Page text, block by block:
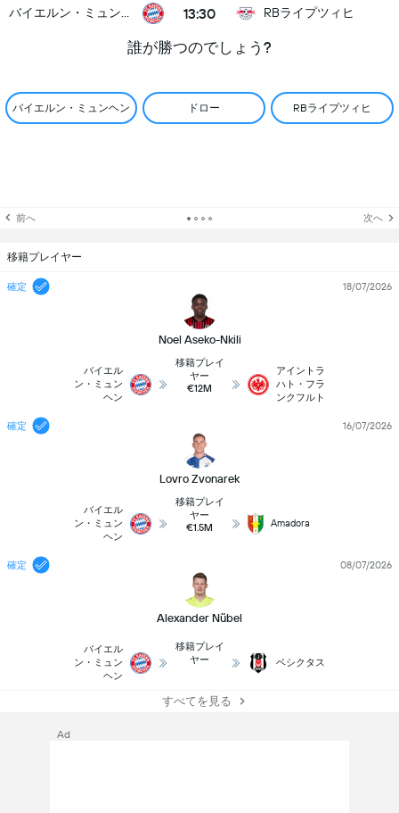
13:30 RBライプツィヒ
誰が勝つのでしょう?
バイエルン・ミュンヘン ドロー RBライプツィヒ
前へ 次へ
移籍プレイヤー
確定
Noel Aseko-Nkili
18/07/2026
バイエル
ン・ミュン
ヘン
移籍プレイ
ヤー
€12M
アイントラ
ハト・フラ
ンクフルト
確定
Lovro Zvonarek
16/07/2026
バイエル
ン・ミュン
ヘン
移籍プレイ
ヤー
€1.5M
Amadora
確定
Alexander Nübel
08/07/2026
バイエル
ン・ミュン
ヘン
移籍プレイ
ヤー
ベシクタス
すべてを見る
Ad